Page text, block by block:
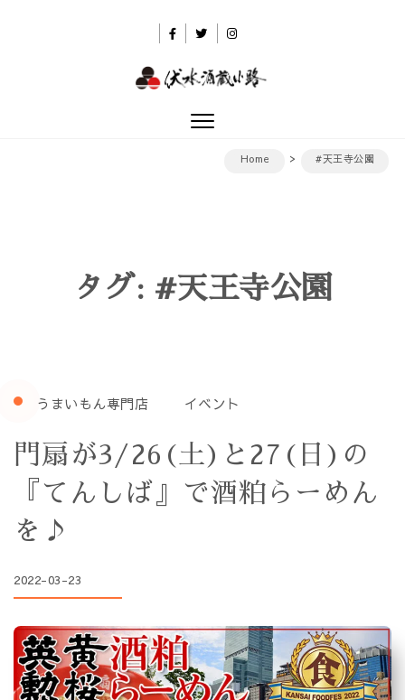
Toggle
Home
#天王寺公園
タグ: #天王寺公園
うまいもん専門店 イベント
門扇が3/26(土)と27(日)の
『てんしば』で酒粕らーめん
を♪
2022-03-23